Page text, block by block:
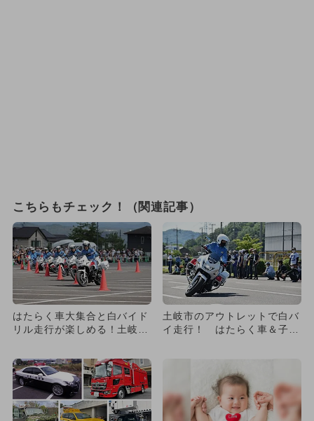
こちらもチェック！（関連記事）
はたらく車大集合と白バイド
リル走行が楽しめる！土岐ア
土岐市のアウトレットで白バ
イ走行！ はたらく車＆子供